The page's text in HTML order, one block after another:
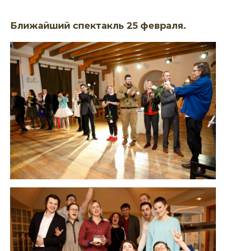
Ближайший спектакль 25 февраля.